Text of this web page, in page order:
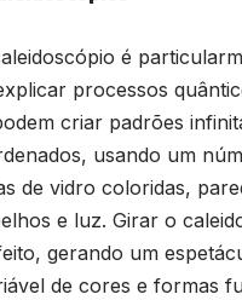
é
processos
criar padrões
usando um
de vidro coloridas,
e luz. Girar o
gerando um
de cores e formas